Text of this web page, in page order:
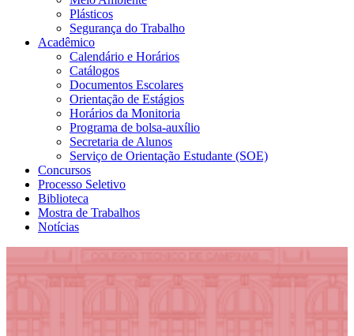
Plásticos
Segurança do Trabalho
Acadêmico
Calendário e Horários
Catálogos
Documentos Escolares
Orientação de Estágios
Horários da Monitoria
Programa de bolsa-auxílio
Secretaria de Alunos
Serviço de Orientação Estudante (SOE)
Concursos
Processo Seletivo
Biblioteca
Mostra de Trabalhos
Notícias